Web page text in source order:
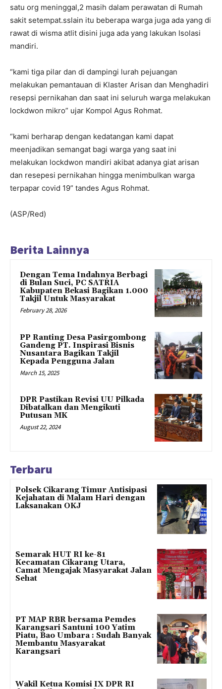
satu org meninggal,2 masih dalam perawatan di Rumah
sakit setempat.sslain itu beberapa warga juga ada yang di
rawat di wisma atlit disini juga ada yang lakukan Isolasi
mandiri.
“kami tiga pilar dan di dampingi lurah pejuangan
melakukan pemantauan di Klaster Arisan dan Menghadiri
resepsi pernikahan dan saat ini seluruh warga melakukan
lockdwon mikro” ujar Kompol Agus Rohmat.
“kami berharap dengan kedatangan kami dapat
meenjadikan semangat bagi warga yang saat ini
melakukan lockdwon mandiri akibat adanya giat arisan
dan resepesi pernikahan hingga menimbulkan warga
terpapar covid 19” tandes Agus Rohmat.
(ASP/Red)
Berita Lainnya
Dengan Tema Indahnya Berbagi
di Bulan Suci, PC SATRIA
Kabupaten Bekasi Bagikan 1.000
Takjil Untuk Masyarakat
February 28, 2026
PP Ranting Desa Pasirgombong
Gandeng PT. Inspirasi Bisnis
Nusantara Bagikan Takjil
Kepada Pengguna Jalan
March 15, 2025
DPR Pastikan Revisi UU Pilkada
Dibatalkan dan Mengikuti
Putusan MK
August 22, 2024
Terbaru
Polsek Cikarang Timur Antisipasi
Kejahatan di Malam Hari dengan
Laksanakan OKJ
Semarak HUT RI ke-81
Kecamatan Cikarang Utara,
Camat Mengajak Masyarakat Jalan
Sehat
PT MAP RBR bersama Pemdes
Karangsari Santuni 100 Yatim
Piatu, Bao Umbara : Sudah Banyak
Membantu Masyarakat
Karangsari
Wakil Ketua Komisi IX DPR RI